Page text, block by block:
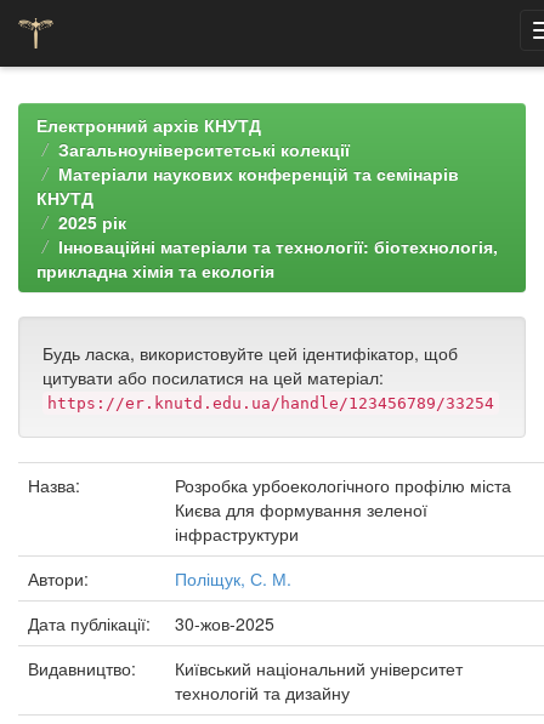
navigationЕлектронний архів КНУТД
Загальноуніверситетські колекції
Матеріали наукових конференцій та семінарів
КНУТД
2025 рік
Інноваційні матеріали та технології: біотехнологія,
прикладна хімія та екологія
Будь ласка, використовуйте цей ідентифікатор, щоб
цитувати або посилатися на цей матеріал:
https://er.knutd.edu.ua/handle/123456789/33254
Назва:
Розробка урбоекологічного профілю міста
Києва для формування зеленої
інфраструктури
Автори:
Поліщук, С. М.
Дата публікації:
30-жов-2025
Видавництво:
Київський національний університет
технологій та дизайну